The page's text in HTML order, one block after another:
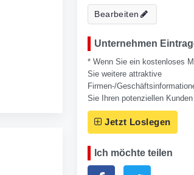
Bearbeiten
Unternehmen
* Wenn Sie ein kostenloses
Sie weitere attraktive
Firmen-/
Sie Ihren potenziellen Kunden
Jetzt Loslegen
Ich möchte teilen